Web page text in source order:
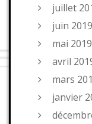
juillet
juin 2019
mai 2019
avril
mars
janvier